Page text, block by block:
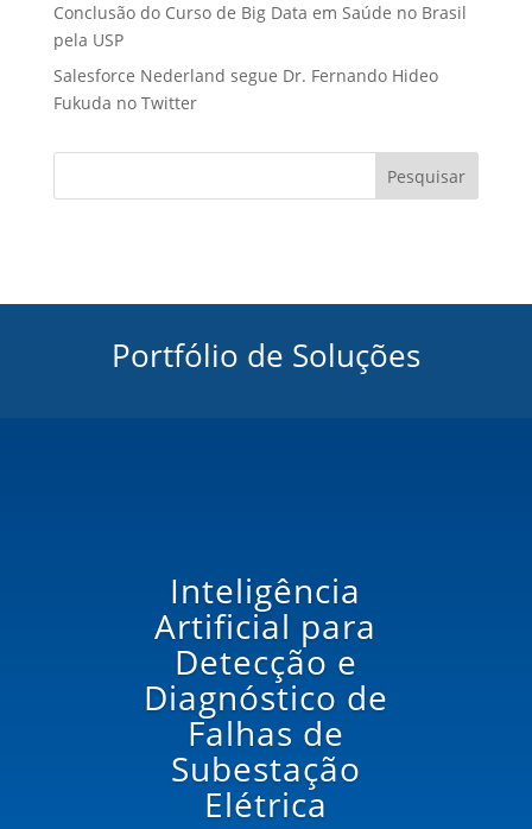
Conclusão do Curso de Big Data em Saúde no Brasil
pela USP
Salesforce Nederland segue Dr. Fernando Hideo
Fukuda no Twitter
Pesquisar
Portfólio de Soluções
Inteligência
Artificial para
Detecção e
Diagnóstico de
Falhas de
Subestação
Elétrica